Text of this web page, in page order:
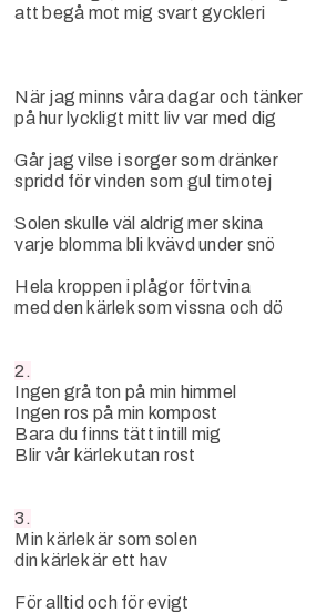
att begå mot mig svart gyckleri
När jag minns våra dagar och tänker
på hur lyckligt mitt liv var med dig
Går jag vilse i sorger som dränker
spridd för vinden som gul timotej
Solen skulle väl aldrig mer skina
varje blomma bli kvävd under snö
Hela kroppen i plågor förtvina
med den kärlek som vissna och dö
2.
Ingen grå ton på min himmel
Ingen ros på min kompost
Bara du finns tätt intill mig
Blir vår kärlek utan rost
3.
Min kärlek är som solen
din kärlek är ett hav
För alltid och för evigt